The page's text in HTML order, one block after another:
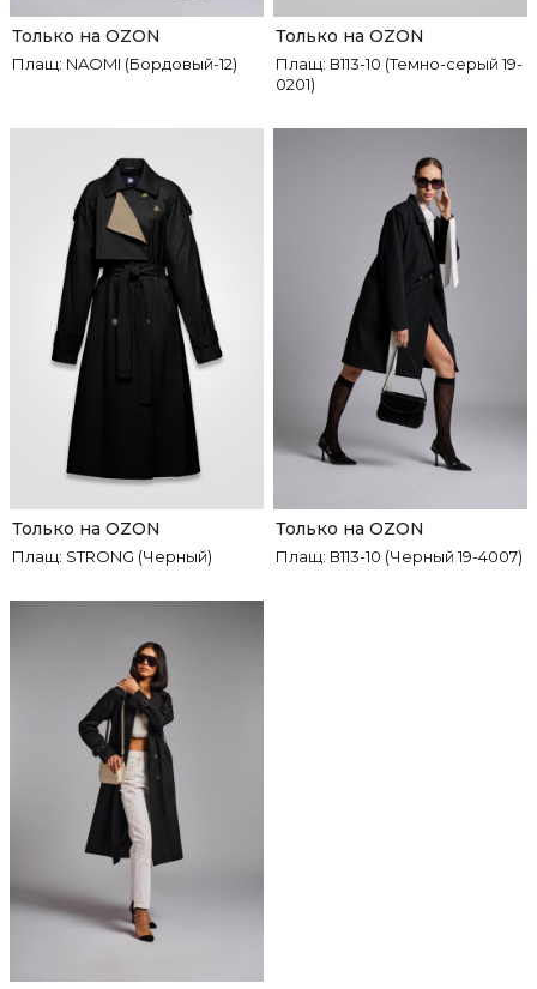
Плащ: NAOMI (Бордовый-12)
Только на OZON
Плащ: В113-10 (Темно-серый 19-
0201)
Только на OZON
Плащ: STRONG (Черный)
Только на OZON
Плащ: В113-10 (Черный 19-4007)
Только на OZON